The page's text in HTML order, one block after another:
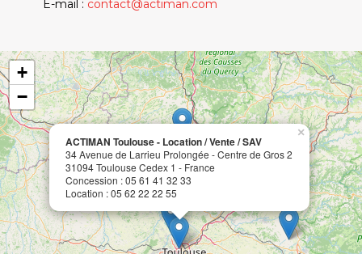
E-mail : contact@actiman.com
ACTIMAN Toulouse - Location / Vente / SAV
34 Avenue de Larrieu Prolongée - Centre de Gros 2
31094 Toulouse Cedex 1 - France
Concession : 05 61 41 32 33
Location : 05 62 22 22 55
×
+
−